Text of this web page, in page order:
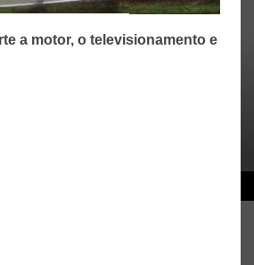
a motor, o televisionamento e